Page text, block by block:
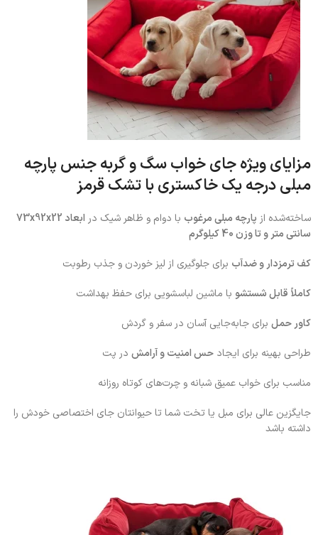
مزایای ویژهجای خواب سگ و گربه جنس پارچه
مبلی درجه یک خاکستری با تشک قرمز
ساخته‌شده از پارچه مبلی مرغوب با دوام و ظاهر شیک در
ابعاد 73x92x22
سانتی متر و تا وزن 40 کیلوگرم
کف ترمزدار و ضدآب برای جلوگیری از لیز خوردن و جذب رطوبت
کاملاً قابل شستشو با ماشین لباسشویی برای حفظ بهداشت
کاور حمل برای جابه‌جایی آسان در سفر و گردش
طراحی بهینه برای ایجاد حس امنیت و آرامش در پت
مناسب برای خواب عمیق شبانه و چرت‌های کوتاه روزانه
جایگزین عالی برای مبل یا تخت شما تا حیوانتان جای اختصاصی خودش را
داشته باشد